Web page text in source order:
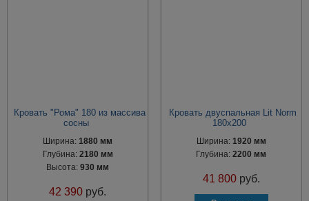
Кровать "Рома" 180 из массива
сосны
Ширина:1880 мм
Глубина: 2180 мм
Высота:930 мм
42 390 руб.
Кровать двуспальная Lit Norm
180х200
Ширина: 1920 мм
Глубина:2200 мм
41 800 руб.